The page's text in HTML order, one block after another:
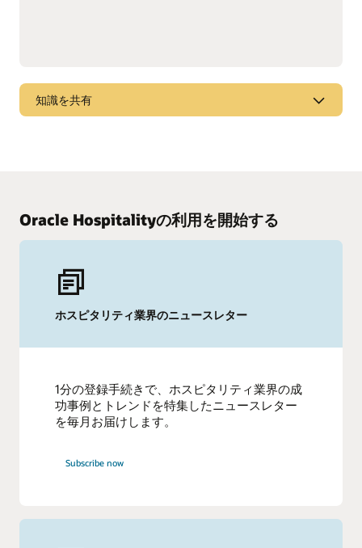
知識を共有
Oracle Hospitalityの利用を開始する
ホスピタリティ業界のニュースレター
1分の登録手続きで、ホスピタリティ業界の成
功事例とトレンドを特集したニュースレター
を毎月お届けします。
Subscribe now